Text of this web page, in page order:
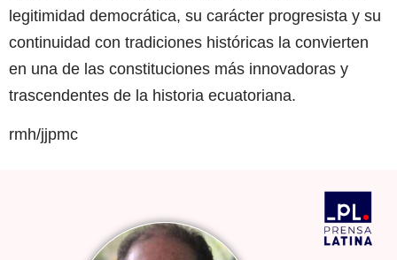
legitimidad democrática, su carácter progresista y su
continuidad con tradiciones históricas la convierten
en una de las constituciones más innovadoras y
trascendentes de la historia ecuatoriana.
rmh/jjpmc